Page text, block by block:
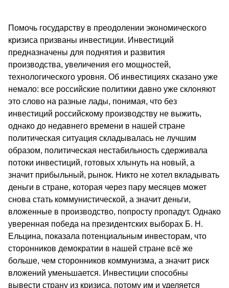
Помочь государству в преодолении экономического
кризиса призваны инвестиции. Инвестиций
предназначены для поднятия и развития
производства, увеличения его мощностей,
технологического уровня. Об инвестициях сказано уже
немало: все российские политики давно уже склоняют
это слово на разные лады, понимая, что без
инвестиций российскому производству не выжить,
однако до недавнего времени в нашей стране
политическая ситуация складывалась не лучшим
образом, политическая нестабильность сдерживала
потоки инвестиций, готовых хлынуть на новый, а
значит прибыльный, рынок. Никто не хотел вкладывать
деньги в стране, которая через пару месяцев может
снова стать коммунистической, а значит деньги,
вложенные в производство, попросту пропадут. Однако
уверенная победа на президентских выборах Б. Н.
Ельцина, показала потенциальным инвесторам, что
сторонников демократии в нашей стране всё же
больше, чем сторонников коммунизма, а значит риск
вложений уменьшается. Инвестиции способны
вывести страну из кризиса, потому им и уделяется